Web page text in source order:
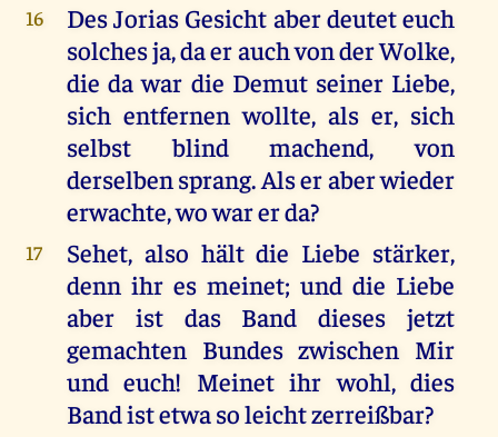
16
Des Jorias Gesicht aber deutet euch
solches ja, da er auch von der Wolke,
die da war die Demut seiner Liebe,
sich entfernen wollte, als er, sich
selbst blind machend, von
derselben sprang. Als er aber wieder
erwachte, wo war er da?
17
Sehet, also hält die Liebe stärker,
denn ihr es meinet; und die Liebe
aber ist das Band dieses jetzt
gemachten Bundes zwischen Mir
und euch! Meinet ihr wohl, dies
Band ist etwa so leicht zerreißbar?